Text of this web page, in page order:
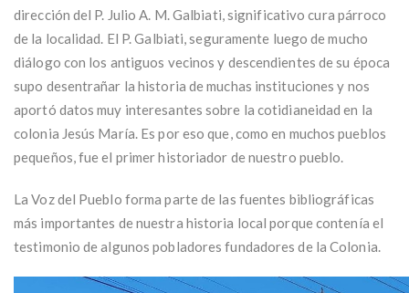
dirección del P. Julio A. M. Galbiati, significativo cura párroco
de la localidad. El P. Galbiati, seguramente luego de mucho
diálogo con los antiguos vecinos y descendientes de su época
supo desentrañar la historia de muchas instituciones y nos
aportó datos muy interesantes sobre la cotidianeidad en la
colonia Jesús María. Es por eso que, como en muchos pueblos
pequeños, fue el primer historiador de nuestro pueblo.
La Voz del Pueblo forma parte de las fuentes bibliográficas
más importantes de nuestra historia local porque contenía el
testimonio de algunos pobladores fundadores de la Colonia.